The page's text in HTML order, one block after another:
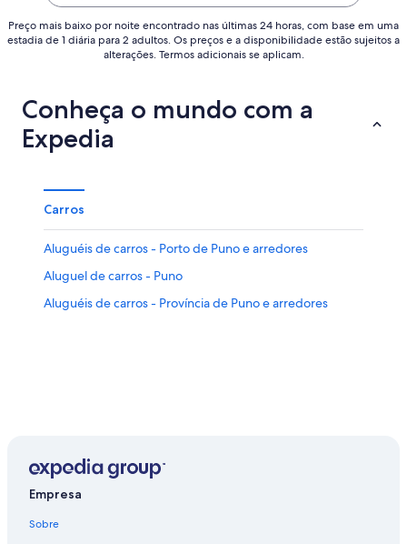
Preço mais baixo por noite encontrado nas últimas 24 horas, com base em uma
estadia de 1 diária para 2 adultos. Os preços e a disponibilidade estão sujeitos a
alterações. Termos adicionais se aplicam.
Conheça o mundo com a
Expedia
Carros
Aluguéis de carros - Porto de Puno e arredores
Aluguel de carros - Puno
Aluguéis de carros - Província de Puno e arredores
Empresa
Sobre